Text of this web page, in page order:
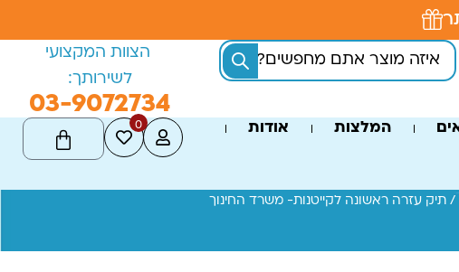
הצוות המקצועי
לשירותך:
03-9072734
המלצות
אודות
0
/ תיק עזרה ראשונה לקייטנות- משרד החינוך